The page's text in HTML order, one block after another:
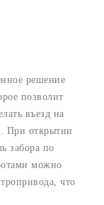
решение
позволит
въезд на
При открытии
забора по
можно
что